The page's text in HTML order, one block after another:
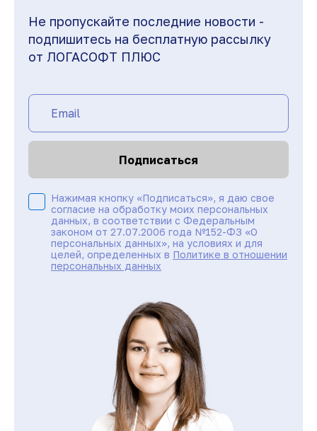
Не пропускайте последние новости -
подпишитесь на бесплатную рассылку
от ЛОГАСОФТ ПЛЮС
Подписаться
Нажимая кнопку «Подписаться», я даю свое
согласие на обработку моих персональных
данных, в соответствии с Федеральным
законом от 27.07.2006 года №152-ФЗ «О
персональных данных», на условиях и для
целей, определенных в Политике в отношении
персональных данных